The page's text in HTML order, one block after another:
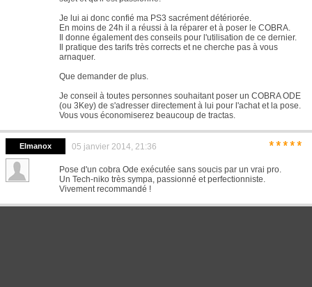
Je lui ai donc confié ma PS3 sacrément détériorée.
En moins de 24h il a réussi à la réparer et à poser le COBRA.
Il donne également des conseils pour l'utilisation de ce dernier.
Il pratique des tarifs très corrects et ne cherche pas à vous
arnaquer.
Que demander de plus.
Je conseil à toutes personnes souhaitant poser un COBRA ODE
(ou 3Key) de s'adresser directement à lui pour l'achat et la pose.
Vous vous économiserez beaucoup de tractas.
Elmanox 05 janvier 2014, 21:36 *****
Pose d'un cobra Ode exécutée sans soucis par un vrai pro.
Un Tech-niko très sympa, passionné et perfectionniste.
Vivement recommandé !